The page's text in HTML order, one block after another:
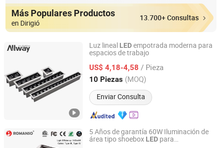
Más Populares Productos
en Dirigió
13.700+ Consultas
Luz lineal LEDempotrada moderna para
espacios de trabajo
US$ 4,18-4,58 / Pieza
10 Piezas (MOQ)
Enviar Consulta
Guangdong Allway Lighting Electric Company Limited
Guangdong, China Desde 2014
5 Años de garantía 60W Iluminación de
área tipo shoebox LED para
Shenzhen Romanso Electronic Co., Ltd.